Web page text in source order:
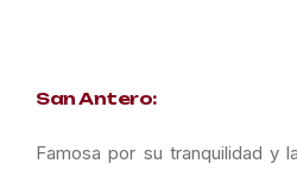
San Antero:
Famosa por su tranquilidad y